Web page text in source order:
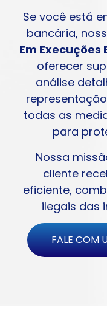
Se você está
bancária,
Em Execuções
oferecer
análise
todas as
para
Nossa
cliente
eficiente,
ilegais das
FALE COM